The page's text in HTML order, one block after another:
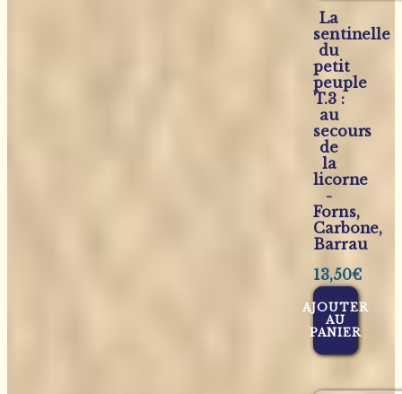
La
sentinelle
du
petit
peuple
T.3 :
au
secours
de
la
licorne
-
Forns,
Carbone,
Barrau
13,50€
AJOUTER
AU
PANIER